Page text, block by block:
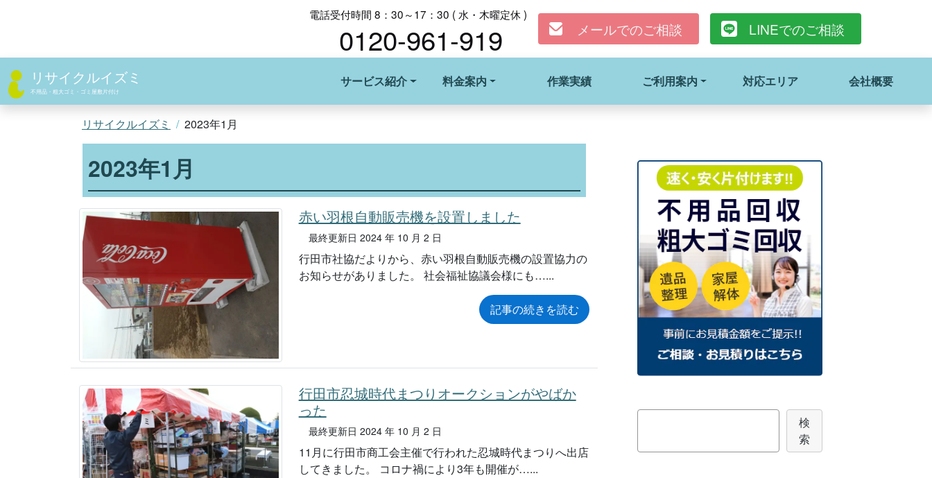
ン
へ
ス
リサイクルイズミ
不用品・粗大ゴミ・ゴミ屋敷片付け
サービス紹介 料金案内 作業実績 ご利用案内 対応エリア 会社概要
電話受付時間 8：30～17：30 ( 水・木曜定休 )
0120-961-919 メールでのご相談 LINEでのご相談
リサイクルイズミ 2023年1月
2023年1月
赤い羽根自動販売機を設置しました
最終更新日 2024 年 10 月 2 日
行田市社協だよりから、赤い羽根自動販売機の設置協力の
お知らせがありました。 社会福祉協議会様にも…
記事の続きを読む
行田市忍城時代まつりオークションがやばか
った
最終更新日 2024 年 10 月 2 日
11月に行田市商工会主催で行われた忍城時代まつりへ出店
してきました。 コロナ禍により3年も開催が…
検
検
索